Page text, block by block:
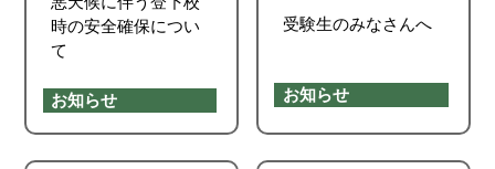
お知らせ
時の安全確保につい
て
お知らせ
受験生のみなさんへ